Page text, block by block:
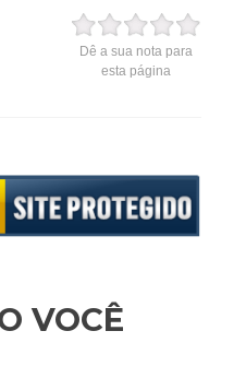
Dê a sua nota para
esta página
VOCÊ